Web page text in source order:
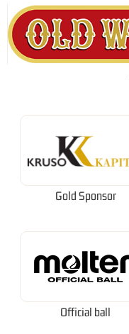
Gold Sponsor
Official ball